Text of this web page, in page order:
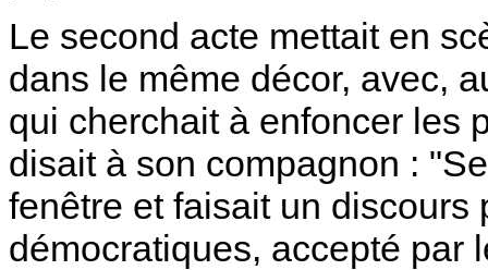
Le second acte mettait en
dans le même décor, avec,
qui cherchait à enfoncer les
disait à son compagnon :
fenêtre et faisait un discours
démocratiques, accepté par